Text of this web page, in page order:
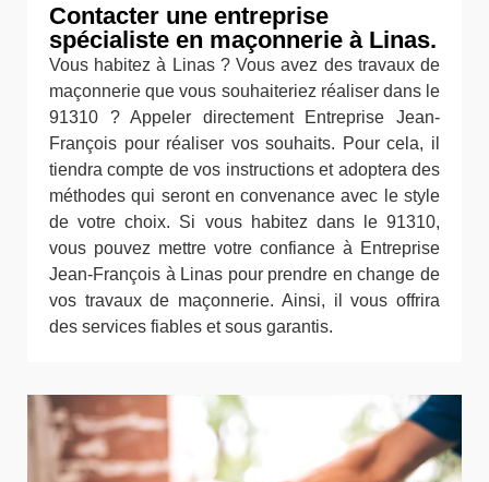
Contacter une entreprise
spécialiste en maçonnerie à Linas.
Vous habitez à Linas ? Vous avez des travaux de
maçonnerie que vous souhaiteriez réaliser dans le
91310 ? Appeler directement Entreprise Jean-
François pour réaliser vos souhaits. Pour cela, il
tiendra compte de vos instructions et adoptera des
méthodes qui seront en convenance avec le style
de votre choix. Si vous habitez dans le 91310,
vous pouvez mettre votre confiance à Entreprise
Jean-François à Linas pour prendre en change de
vos travaux de maçonnerie. Ainsi, il vous offrira
des services fiables et sous garantis.